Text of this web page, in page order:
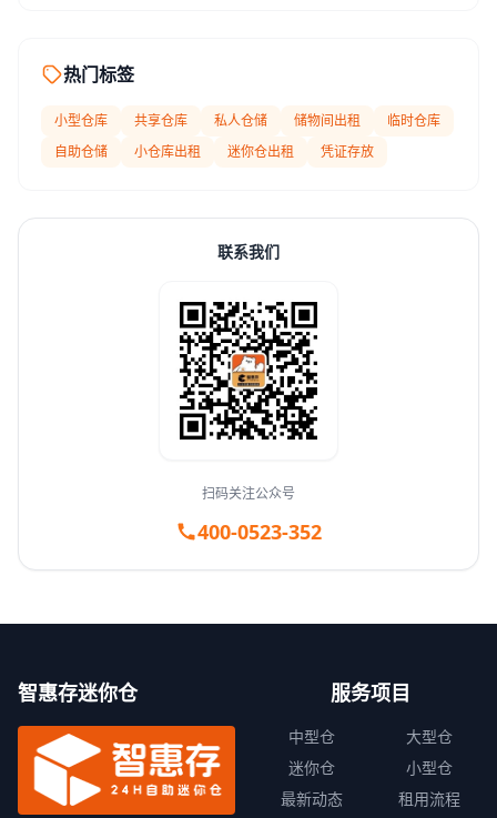
热门标签
小型仓库 共享仓库 私人仓储 储物间出租
临时仓库
自助仓储
小仓库出租 迷你仓出租 凭证存放
联系我们
扫码关注公众号
400-0523-352
智惠存迷你仓 服务项目
中型仓
大型仓
迷你仓
小型仓
最新动态
租用流程